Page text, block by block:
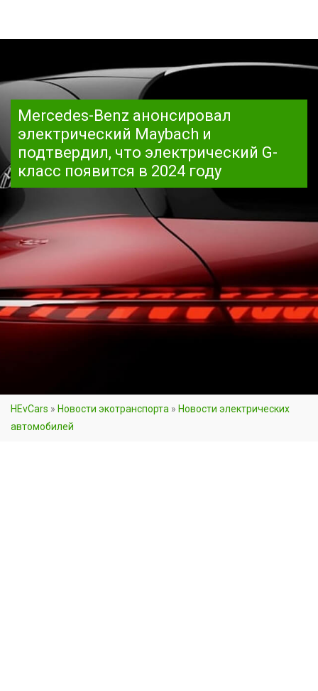
Mercedes-Benz анонсировал
электрический Maybach и
подтвердил, что электрический G-
класс появится в 2024 году
HEvCars » Новости экотранспорта » Новости электрических
автомобилей